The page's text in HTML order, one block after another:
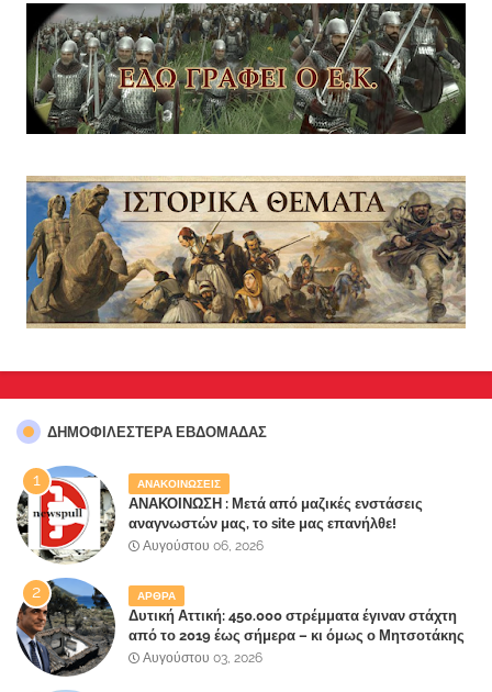
ΔΗΜΟΦΙΛΈΣΤΕΡΑ ΕΒΔΟΜΆΔΑΣ
ΑΝΑΚΟΙΝΩΣΕΙΣ
ΑΝΑΚΟΙΝΩΣΗ : Μετά από μαζικές ενστάσεις
αναγνωστών μας, το site μας επανήλθε!
Αυγούστου 06, 2026
ΑΡΘΡΑ
Δυτική Αττική: 450.000 στρέμματα έγιναν στάχτη
από το 2019 έως σήμερα – κι όμως ο Μητσοτάκης
έλαβε 40% και 45% στις εκλογές του 2023,ενώ 50%
Αυγούστου 03, 2026